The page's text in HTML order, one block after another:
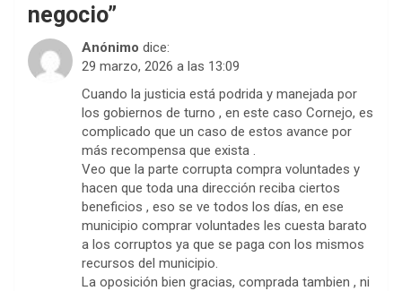
negocio”
Anónimo dice:
29 marzo, 2026 a las 13:09
Cuando la justicia está podrida y manejada por
los gobiernos de turno , en este caso Cornejo, es
complicado que un caso de estos avance por
más recompensa que exista .
Veo que la parte corrupta compra voluntades y
hacen que toda una dirección reciba ciertos
beneficios , eso se ve todos los días, en ese
municipio comprar voluntades les cuesta barato
a los corruptos ya que se paga con los mismos
recursos del municipio.
La oposición bien gracias, comprada tambien , ni